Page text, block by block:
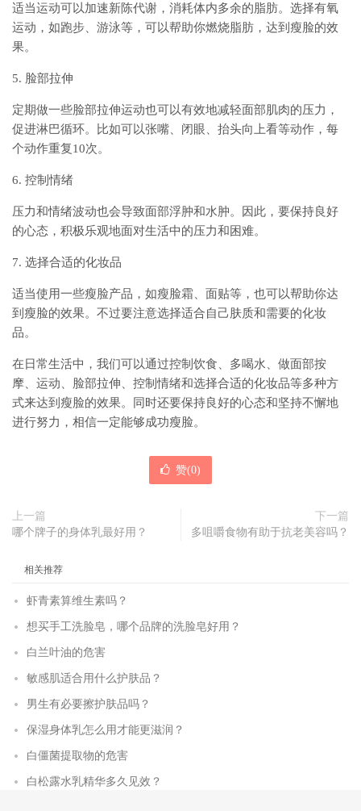
适当运动可以加速新陈代谢，消耗体内多余的脂肪。选择有氧
运动，如跑步、游泳等，可以帮助你燃烧脂肪，达到瘦脸的效
果。
5. 脸部拉伸
定期做一些脸部拉伸运动也可以有效地减轻面部肌肉的压力，
促进淋巴循环。比如可以张嘴、闭眼、抬头向上看等动作，每
个动作重复10次。
6. 控制情绪
压力和情绪波动也会导致面部浮肿和水肿。因此，要保持良好
的心态，积极乐观地面对生活中的压力和困难。
7. 选择合适的化妆品
适当使用一些瘦脸产品，如瘦脸霜、面贴等，也可以帮助你达
到瘦脸的效果。不过要注意选择适合自己肤质和需要的化妆
品。
在日常生活中，我们可以通过控制饮食、多喝水、做面部按
摩、运动、脸部拉伸、控制情绪和选择合适的化妆品等多种方
式来达到瘦脸的效果。同时还要保持良好的心态和坚持不懈地
进行努力，相信一定能够成功瘦脸。
赞(0)
上一篇
哪个牌子的身体乳最好用？
下一篇
多咀嚼食物有助于抗老美容吗？
相关推荐
虾青素算维生素吗？
想买手工洗脸皂，哪个品牌的洗脸皂好用？
白兰叶油的危害
敏感肌适合用什么护肤品？
男生有必要擦护肤品吗？
保湿身体乳怎么用才能更滋润？
白僵菌提取物的危害
白松露水乳精华多久见效？